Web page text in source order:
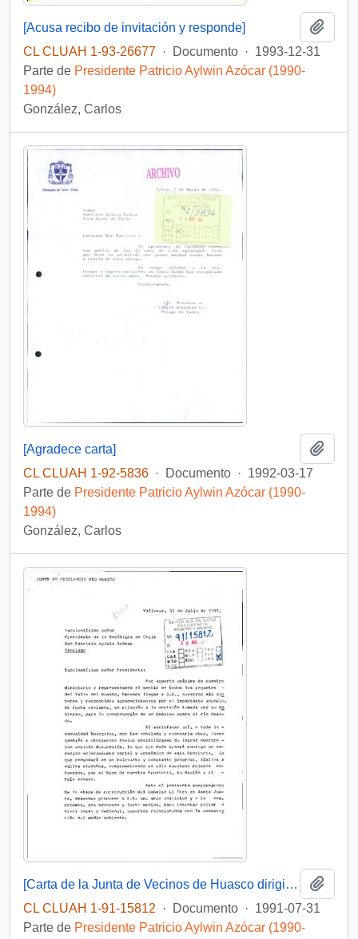
[Acusa recibo de invitación y responde]
CL CLUAH 1-93-26677 · Documento · 1993-12-31
Parte de Presidente Patricio Aylwin Azócar (1990-
1994)
González, Carlos
[Agradece carta]
CL CLUAH 1-92-5836 · Documento · 1992-03-17
Parte de Presidente Patricio Aylwin Azócar (1990-
1994)
González, Carlos
[Carta de la Junta de Vecinos de Huasco dirigida al Presidente Patricio Aylwin sobre la construcción de un embalse]
CL CLUAH 1-91-15812
· Documento · 1991-07-31
Parte de Presidente Patricio Aylwin Azócar (1990-